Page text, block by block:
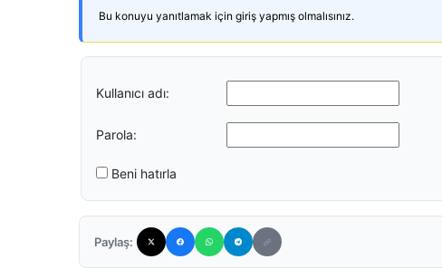
Bu konuyu yanıtlamak için giriş yapmış olmalısınız.
Kullanıcı adı:
Parola:
Beni hatırla
Paylaş: